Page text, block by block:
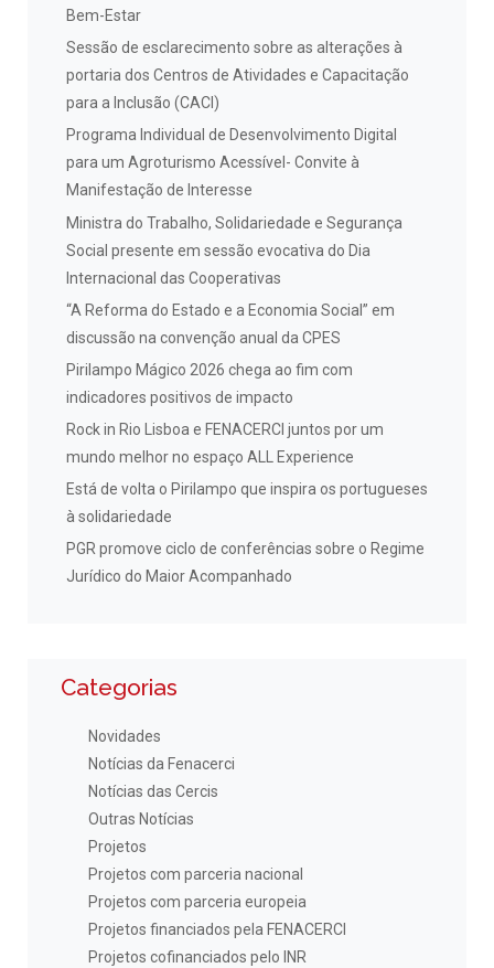
Bem-Estar
Sessão de esclarecimento sobre as alterações à
portaria dos Centros de Atividades e Capacitação
para a Inclusão (CACI)
Programa Individual de Desenvolvimento Digital
para um Agroturismo Acessível- Convite à
Manifestação de Interesse
Ministra do Trabalho, Solidariedade e Segurança
Social presente em sessão evocativa do Dia
Internacional das Cooperativas
“A Reforma do Estado e a Economia Social” em
discussão na convenção anual da CPES
Pirilampo Mágico 2026 chega ao fim com
indicadores positivos de impacto
Rock in Rio Lisboa e FENACERCI juntos por um
mundo melhor no espaço ALL Experience
Está de volta o Pirilampo que inspira os portugueses
à solidariedade
PGR promove ciclo de conferências sobre o Regime
Jurídico do Maior Acompanhado
Categorias
Novidades
Notícias da Fenacerci
Notícias das Cercis
Outras Notícias
Projetos
Projetos com parceria nacional
Projetos com parceria europeia
Projetos financiados pela FENACERCI
Projetos cofinanciados pelo INR